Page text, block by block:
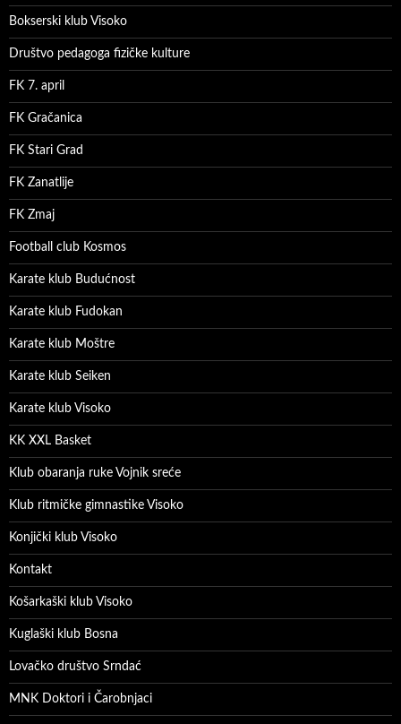
Bokserski klub Visoko
Društvo pedagoga fizičke kulture
FK 7. april
FK Gračanica
FK Stari Grad
FK Zanatlije
FK Zmaj
Football club Kosmos
Karate klub Budućnost
Karate klub Fudokan
Karate klub Moštre
Karate klub Seiken
Karate klub Visoko
KK XXL Basket
Klub obaranja ruke Vojnik sreće
Klub ritmičke gimnastike Visoko
Konjički klub Visoko
Kontakt
Košarkaški klub Visoko
Kuglaški klub Bosna
Lovačko društvo Srndać
MNK Doktori i Čarobnjaci